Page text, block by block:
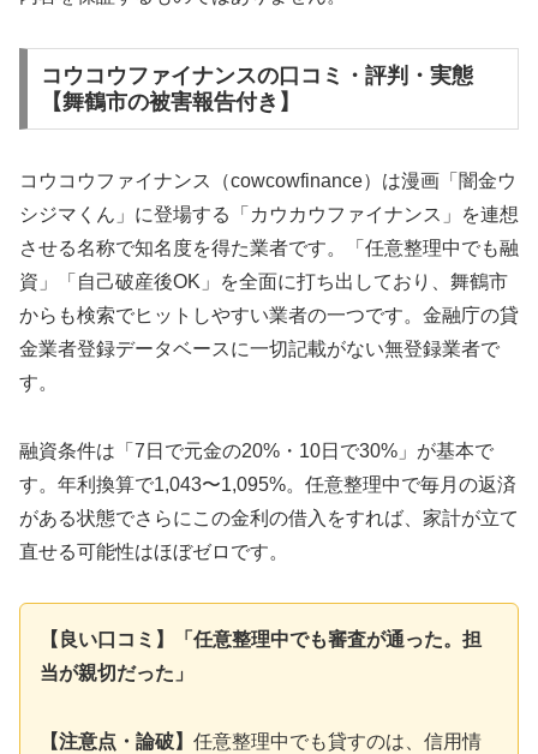
コウコウファイナンスの口コミ・評判・実態
【舞鶴市の被害報告付き】
コウコウファイナンス（cowcowfinance）は漫画「闇金ウ
シジマくん」に登場する「カウカウファイナンス」を連想
させる名称で知名度を得た業者です。「任意整理中でも融
資」「自己破産後OK」を全面に打ち出しており、舞鶴市
からも検索でヒットしやすい業者の一つです。金融庁の貸
金業者登録データベースに一切記載がない無登録業者で
す。
融資条件は「7日で元金の20%・10日で30%」が基本で
す。年利換算で1,043〜1,095%。任意整理中で毎月の返済
がある状態でさらにこの金利の借入をすれば、家計が立て
直せる可能性はほぼゼロです。
【良い口コミ】「任意整理中でも審査が通った。担
当が親切だった」
【注意点・論破】 任意整理中でも貸すのは、信用情